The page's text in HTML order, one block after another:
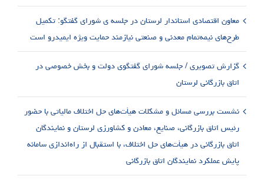
معاون اقتصادی استاندار لرستان در جلسه ی شورای گفتگو: تکمیل
طرح‌های نیمه‌تمام معدنی و صنعتی نیازمند حمایت ویژه ایمیدرو است
گزارش تصویری / جلسه شورای گفتگوی دولت و بخش خصوصی در
اتاق بازرگانی لرستان
نشست بررسی مسائل و مشکلات هیأت‌های حل اختلاف مالیاتی با حضور
رئیس اتاق بازرگانی، صنایع، معادن و کشاورزی لرستان و نمایندگان
اتاق بازرگانی در هیأت‌های حل اختلاف، با استقبال از راه‌اندازی سامانه
پایش عملکرد نمایندگان اتاق بازرگانی